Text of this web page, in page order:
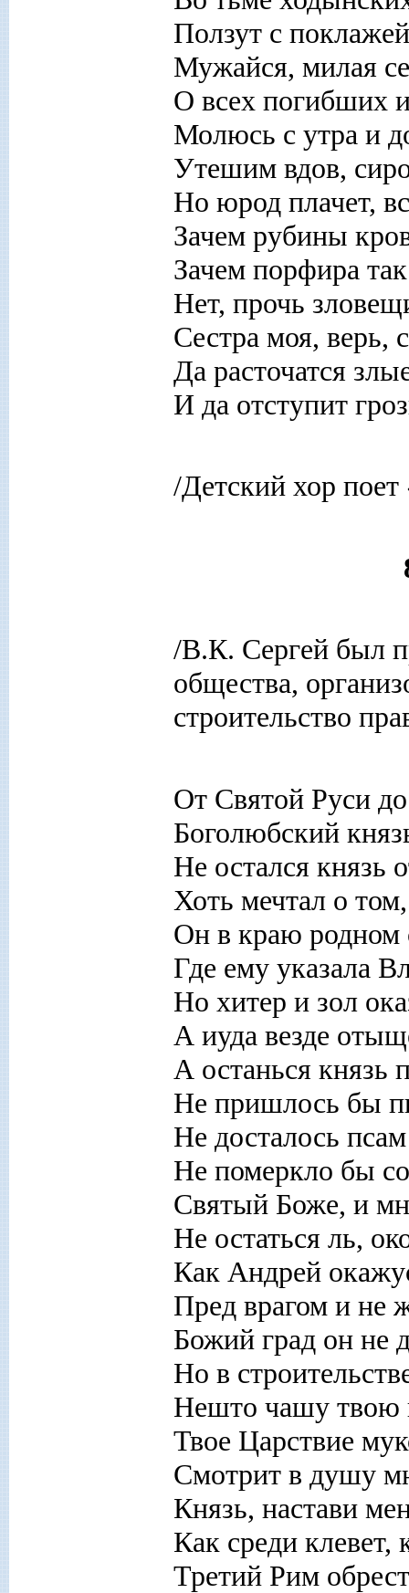
Ползут с
Мужайся, милая
О всех погибших
Молюсь с утра и
Утешим вдов,
Но юрод плачет,
Зачем рубины
Зачем порфира
Нет, прочь
Сестра моя, верь,
Да расточатся
И да отступит
/Детский хор
/В.К. Сергей был
общества,
строительство
От Святой Руси
Боголюбский
Не остался князь
Хоть мечтал о
Он в краю родном
Где ему указала
Но хитер и зол
А иуда везде
А останься князь
Не пришлось бы
Не досталось
Не померкло бы
Святый Боже, и
Не остаться ль,
Как Андрей
Пред врагом и не
Божий град он не
Но в
Нешто чашу твою
Твое Царствие
Смотрит в душу
Князь, настави
Как среди клевет,
Третий Рим